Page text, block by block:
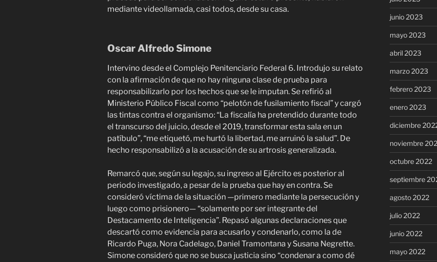
mediante videollamada, casi todos, desde su casa.
Oscar Alfredo Simone
Intervino desde el Complejo Penitenciario Federal 6. Introdujo su relato
con la afirmación de que no hay ninguna clase de prueba para
responsabilizarlo por los hechos que se le imputan. Se refirió al
Ministerio Público Fiscal como “pelotón de fusilamiento fiscal” y cargó
las tintas contra el organismo: “La fiscalía ha pretendido durante todo
el transcurso del juicio, desde el 2019, transformar esta sala en un
patíbulo”, “me etiquetó, me hurtó la libertad, me arruinó la salud”. De
hecho responsabilizó a la acusación de su artrosis generalizada.
Remarcó que, según su legajo, su ingreso al Ejército es posterior al
periodo investigado, a pesar de la prueba que hay en contra. Se
consideró víctima de la situación —primero mediante la persecución y
luego como prisionero— “solamente por ser integrante del
Destacamento de Inteligencia”. Repasó algunas declaraciones que
descartó como evidencia para acusarlo y condenarlo, como la de
Ricardo Puga, Nora Cadelago, Daniel Tramontana y Susana Negrette.
Simone consideró que no se busca justicia sino “condenar a como dé
junio 2023
mayo 2023
abril 2023
marzo 2023
febrero 2023
enero 2023
diciembre
noviembre
octubre 2022
septiembre
agosto 2022
julio 2022
junio 2022
mayo 2022